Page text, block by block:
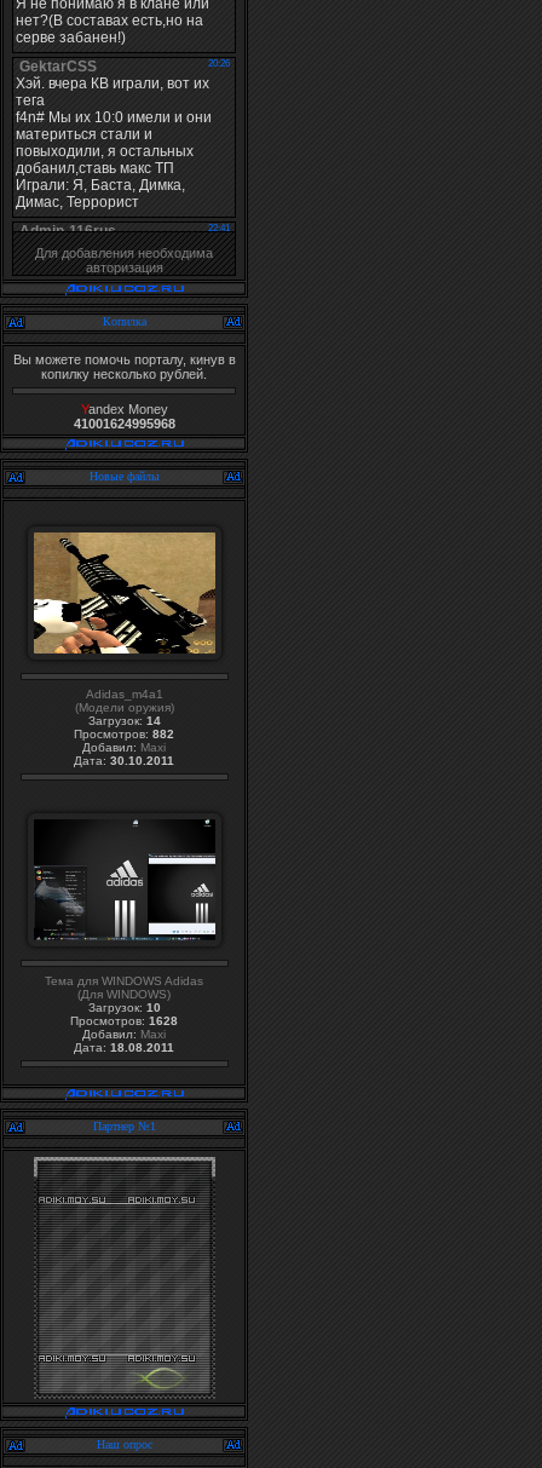
Для добавления необходима
авторизация
Копилка
Вы можете помочь порталу, кинув в
копилку несколько рублей.
Yandex Money
41001624995968
Новые файлы
Adidas_m4a1
(Модели оружия)
Загрузок: 14
Просмотров: 882
Добавил: Maxi
Дата: 30.10.2011
Тема для WINDOWS Adidas
(Для WINDOWS)
Загрузок: 10
Просмотров: 1628
Добавил: Maxi
Дата: 18.08.2011
Партнер №1
Наш опрос